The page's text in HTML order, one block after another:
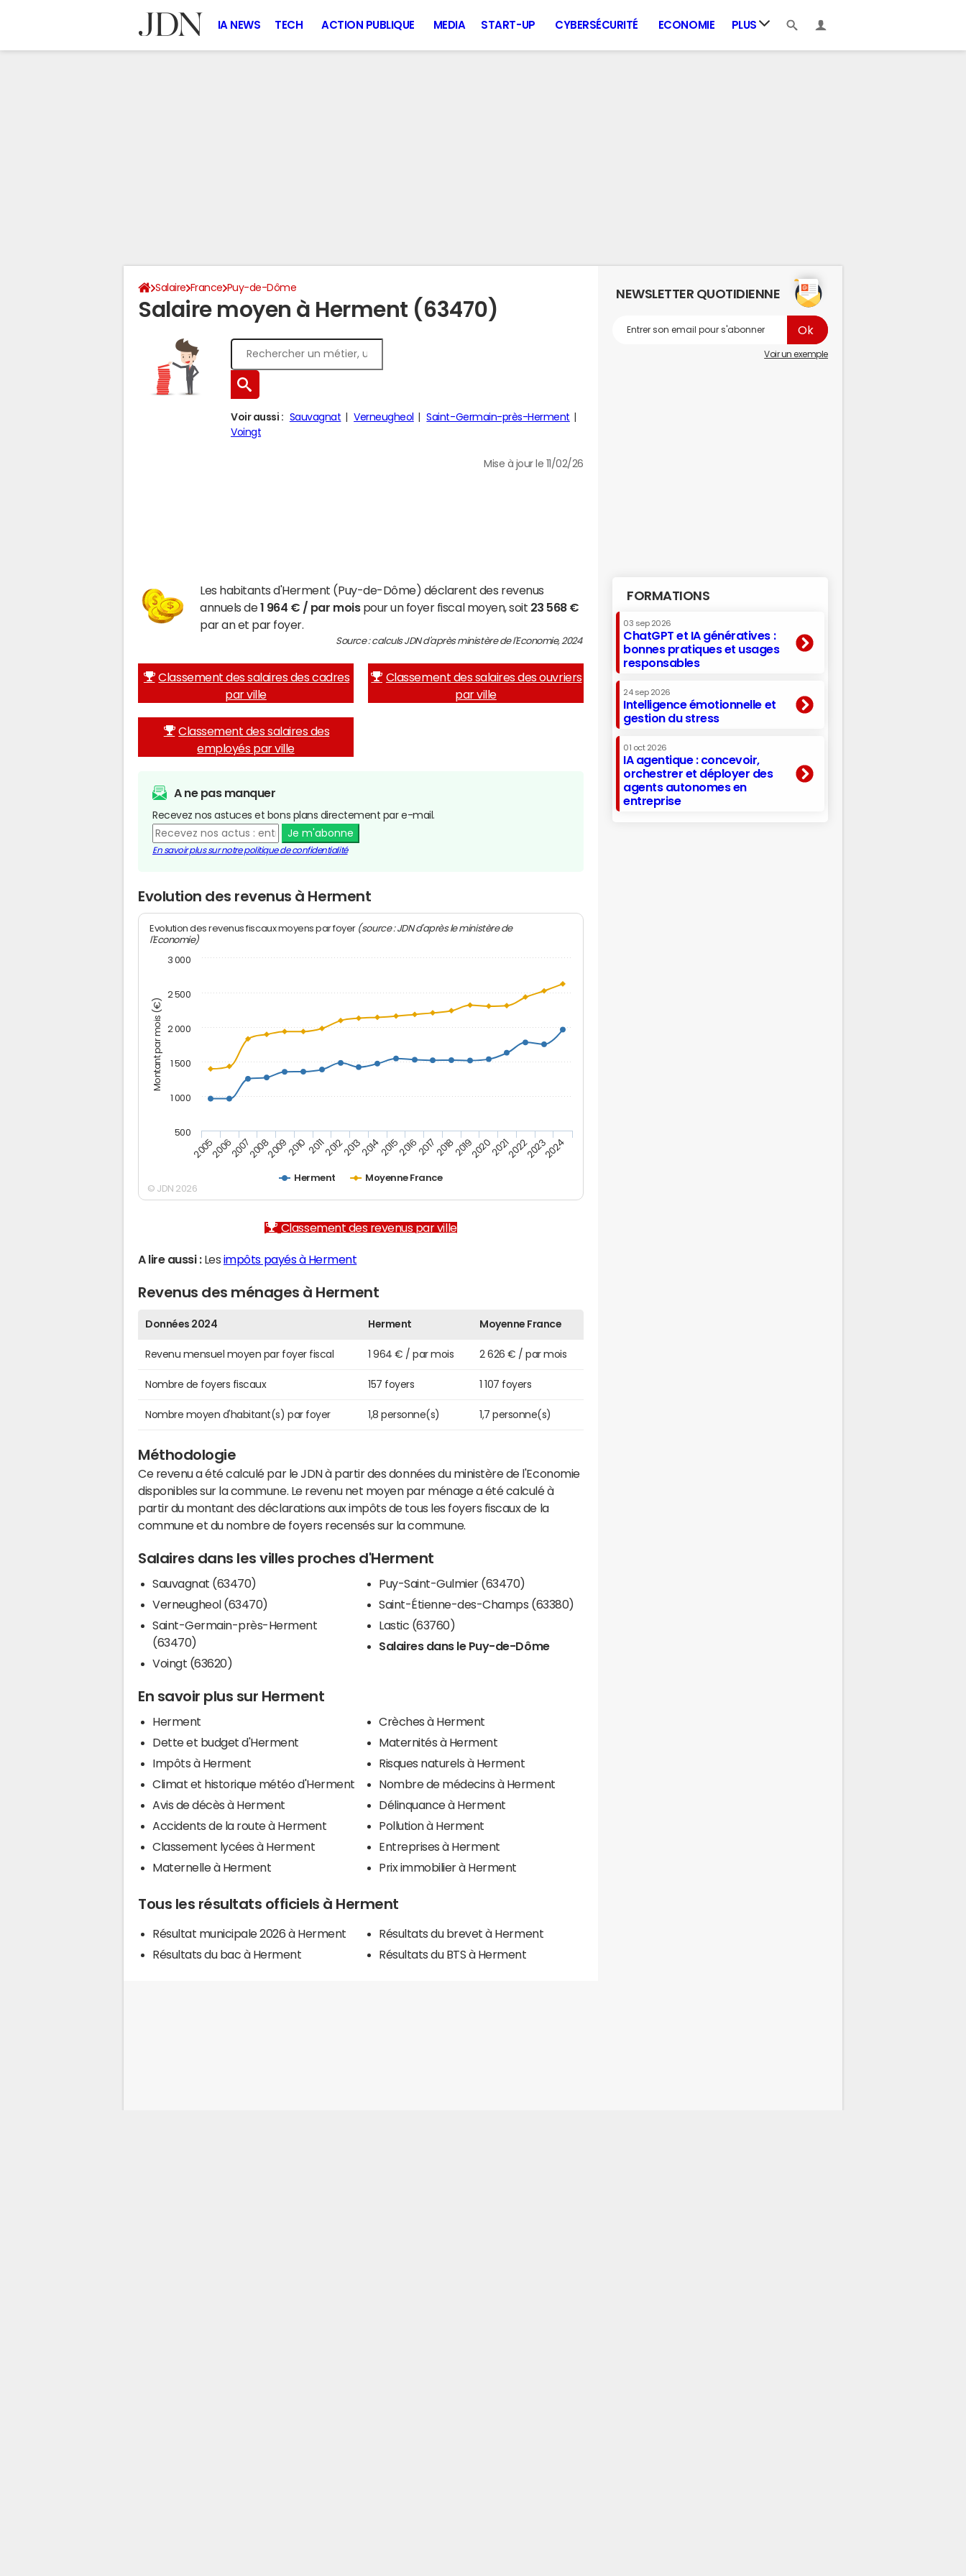
IA NEWS TECH ACTION PUBLIQUE MEDIA START-UP CYBERSÉCURITÉ ECONOMIE PLUS
Salaire France Puy-de-Dôme
Salaire moyen à Herment (63470)
Voir aussi : Sauvagnat Verneugheol
Saint-Germain-près-Herment
Voingt
Mise à jour le 11/02/26
Les habitants d'Herment (Puy-de-Dôme) déclarent des revenus
annuels de1 964 € / par moispour un foyer fiscal moyen, soit 23 568 €
par an et par foyer.
Source : calculs JDN d'après ministère de l'Economie, 2024
Classement des salaires des cadres
par ville
Classement des salaires des ouvriers
par ville
Classement des salaires des
employés par ville
A ne pas manquer
Recevez nos astuces et bons plans directement par e-mail.
Je m'abonne
En savoir plus sur notre politique de confidentialité
Evolution des revenus à Herment
Montant par mois (€)
Evolution des revenus fiscaux moyens par foyer (source : JDN d'après le ministère de
l'Economie)
Herment Moyenne France
200520062007200820092010 20112012201320142015201620172018201920202021202220232024
500
1 000
1 500
2 000
2 500
3 000
© JDN 2026
Classement des revenus par ville
A lire aussi :Les impôts payés à Herment
Revenus des ménages à Herment
Données 2024 Herment Moyenne France
Revenu mensuel moyen par foyer fiscal 1 964 € / par mois 2 626 € / par mois
Nombre de foyers fiscaux 157 foyers 1 107 foyers
Nombre moyen d'habitant(s) par foyer 1,8 personne(s) 1,7 personne(s)
Méthodologie
Ce revenu a été calculé par le JDN à partir des données du ministère de l'Economie
disponibles sur la commune. Le revenu net moyen par ménage a été calculé à
partir du montant des déclarations aux impôts de tous les foyers fiscaux de la
commune et du nombre de foyers recensés sur la commune.
Salaires dans les villes proches d'Herment
Sauvagnat (63470)
Verneugheol (63470)
Saint-Germain-près-Herment
(63470)
Voingt (63620)
Puy-Saint-Gulmier (63470)
Saint-Étienne-des-Champs (63380)
Lastic (63760)
Salaires dans le Puy-de-Dôme
En savoir plus sur Herment
Herment
Dette et budget d'Herment
Impôts à Herment
Climat et historique météo d'Herment
Avis de décès à Herment
Accidents de la route à Herment
Classement lycées à Herment
Maternelle à Herment
Crèches à Herment
Maternités à Herment
Risques naturels à Herment
Nombre de médecins à Herment
Délinquance à Herment
Pollution à Herment
Entreprises à Herment
Prix immobilier à Herment
Tous les résultats officiels à Herment
Résultat municipale 2026 à Herment
Résultats du bac à Herment
Résultats du brevet à Herment
Résultats du BTS à Herment
NEWSLETTER QUOTIDIENNE
Voir un exemple
FORMATIONS
03 sep 2026
ChatGPT et IA génératives :
bonnes pratiques et usages
responsables
24 sep 2026
Intelligence émotionnelle et
gestion du stress
01 oct 2026
IA agentique : concevoir,
orchestrer et déployer des
agents autonomes en
entreprise